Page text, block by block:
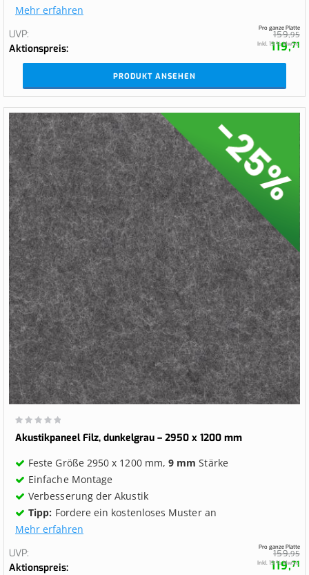
Mehr erfahren
UVP
159,95
Aktionspreis
Pro ganze Platte
119,71
Inkl. 19 % MwSt.
PRODUKT ANSEHEN
Wertung:
0%
Akustikpaneel Filz, dunkelgrau – 2950 x 1200 mm
Feste Größe 2950 x 1200 mm,9 mm Stärke
Einfache Montage
Verbesserung der Akustik
Tipp: Fordere ein kostenloses Muster an
Mehr erfahren
UVP
159,95
Aktionspreis
Pro ganze Platte
119,71
Inkl. 19 % MwSt.